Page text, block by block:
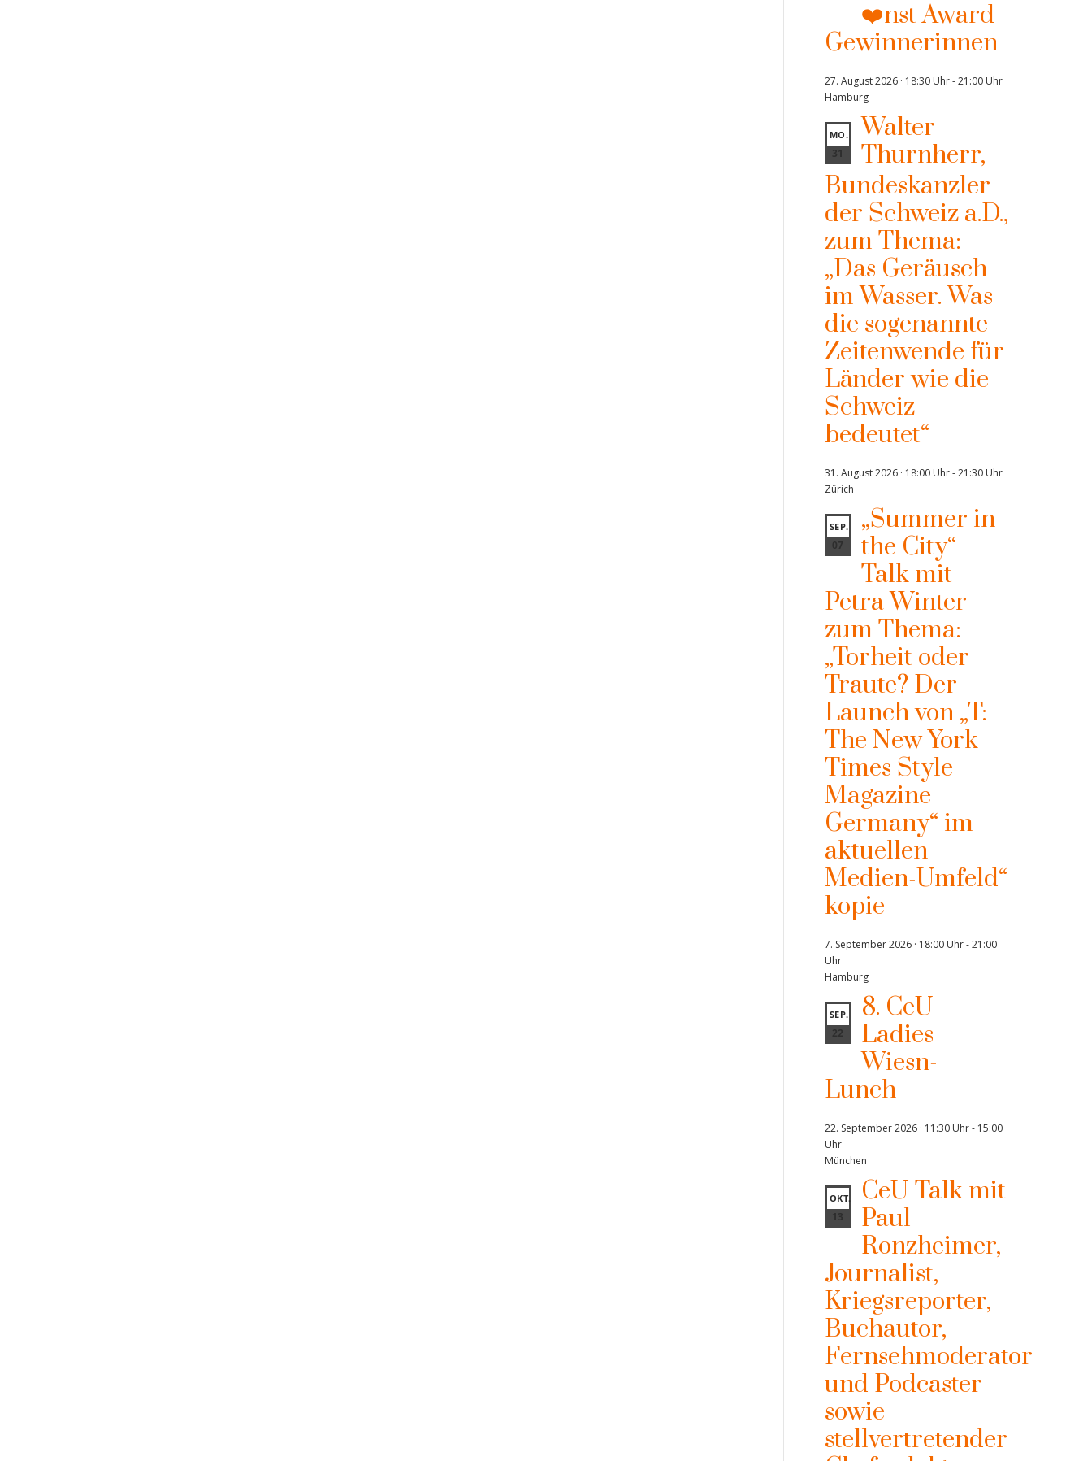
❤️nst Award
Gewinnerinnen
27. August 2026 · 18:30 Uhr-21:00 Uhr
Hamburg
MO.
31
Walter
Thurnherr,
Bundeskanzler
der Schweiz a.D.,
zum Thema:
„Das Geräusch
im Wasser. Was
die sogenannte
Zeitenwende für
Länder wie die
Schweiz
bedeutet“
31. August 2026 · 18:00 Uhr-21:30 Uhr
Zürich
SEP.
07
„Summer in
the City“
Talk mit
Petra Winter
zum Thema:
„Torheit oder
Traute? Der
Launch von „T:
The New York
Times Style
Magazine
Germany“ im
aktuellen
Medien-Umfeld“
kopie
7. September 2026 · 18:00 Uhr-21:00
Uhr
Hamburg
SEP.
22
8. CeU
Ladies
Wiesn-
Lunch
22. September 2026 · 11:30 Uhr- 15:00
Uhr
München
OKT.
13
CeU Talk mit
Paul
Ronzheimer,
Journalist,
Kriegsreporter,
Buchautor,
Fernsehmoderator
und Podcaster
sowie
stellvertretender